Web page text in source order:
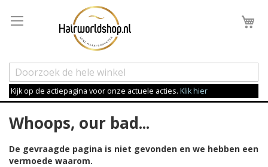
Kijk op de actiepagina voor onze actuele acties. Klik hier
Whoops, our bad...
De gevraagde pagina is niet gevonden en we hebben een
vermoede waarom.